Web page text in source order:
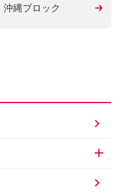
沖縄ブロック